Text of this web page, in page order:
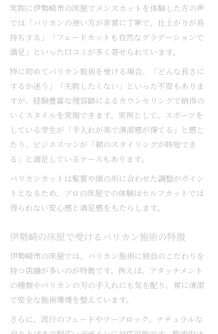
実際に伊勢崎市の床屋でメンズカットを体験した方の声
では「バリカンの使い方が非常に丁寧で、仕上がりが長
持ちする」「フェードカットも自然なグラデーションで
満足」といった口コミが多く寄せられています。
特に初めてバリカン施術を受ける場合、「どんな長さに
するか迷う」「失敗したくない」といった不安もありま
すが、経験豊富な理容師によるカウンセリングで納得の
いくスタイルを実現できます。実例として、スポーツを
している学生が「手入れが楽で清潔感が保てる」と感じ
たり、ビジネスマンが「朝のスタイリングが時短でき
る」と満足しているケースもあります。
バリカンカットは髪質や頭の形に合わせた調整がポイン
トとなるため、プロの床屋での体験はセルフカットでは
得られない安心感と満足感をもたらします。
伊勢崎の床屋で受けるバリカン施術の特徴
伊勢崎市の床屋では、バリカン施術に独自のこだわりを
持つ店舗が多いのが特徴です。例えば、アタッチメント
の種類やバリカンの刃の手入れにも気を配り、常に清潔
で安全な施術環境を整えています。
さらに、流行のフェードやツーブロック、ナチュラルな